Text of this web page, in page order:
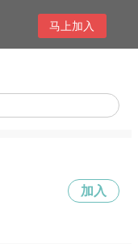
马上加入
加入